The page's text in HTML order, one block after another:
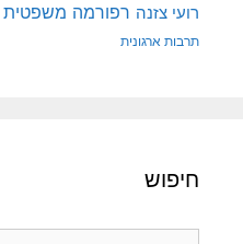
רועי צזנה רפורמה משפטית
תרבות ארגונית
חיפוש